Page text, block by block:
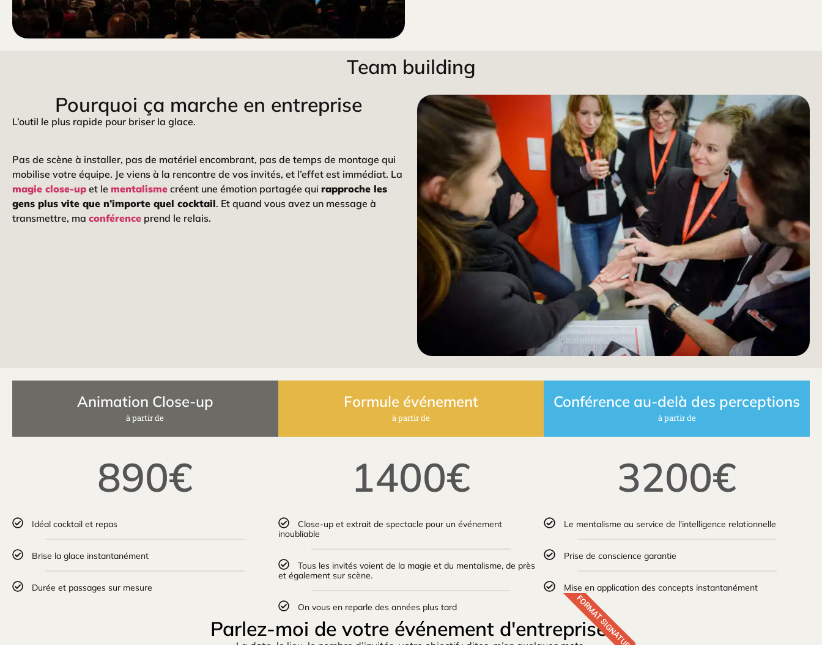
Team building
Pourquoi ça marche en entreprise
L’outil le plus rapide pour briser la glace.
Pas de scène à installer, pas de matériel encombrant, pas de temps de montage qui
mobilise votre équipe. Je viens à la rencontre de vos invités, et l’effet est immédiat. La
magie close-up et le mentalisme créent une émotion partagée qui rapproche les
gens plus vite que n’importe quel cocktail. Et quand vous avez un message à
transmettre, ma conférence prend le relais.
Animation Close-up
à partir de
890€
Idéal cocktail et repas
Brise la glace instantanément
Durée et passages sur mesure
Formule événement
à partir de
1400€
Close-up et extrait de spectacle pour un événement
inoubliable
Tous les invités voient de la magie et du mentalisme, de près
et également sur scène.
On vous en reparle des années plus tard
Conférence au-delà des perceptions
à partir de
3200€
Le mentalisme au service de l'intelligence relationnelle
Prise de conscience garantie
Mise en application des concepts instantanément
FORMAT SIGNATURE
Parlez-moi de votre événement d'entreprise.